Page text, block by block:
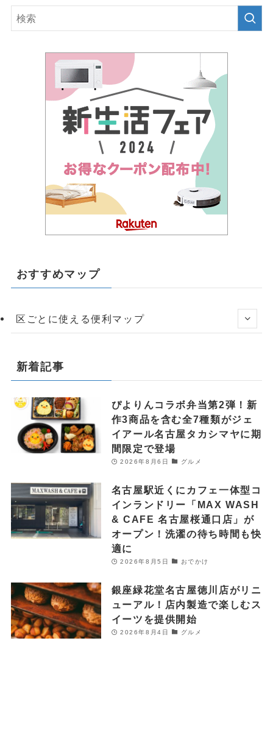
おすすめマップ
区ごとに使える便利マップ
新着記事
ぴよりんコラボ弁当第2弾！新
作3商品を含む全7種類がジェ
イアール名古屋タカシマヤに期
間限定で登場
2026年8月6日 グルメ
名古屋駅近くにカフェ一体型コ
インランドリー「MAX WASH
& CAFE 名古屋桜通口店」が
オープン！洗濯の待ち時間も快
適に
2026年8月5日 おでかけ
銀座緑花堂名古屋徳川店がリニ
ューアル！店内製造で楽しむス
イーツを提供開始
2026年8月4日 グルメ